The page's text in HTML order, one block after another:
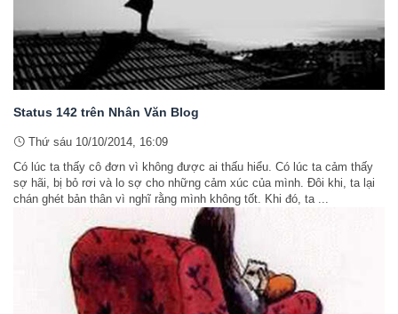
Status 142 trên Nhân Văn Blog
Thứ sáu 10/10/2014, 16:09
Có lúc ta thấy cô đơn vì không được ai thấu hiểu. Có lúc ta cảm thấy
sợ hãi, bị bỏ rơi và lo sợ cho những cảm xúc của mình. Đôi khi, ta lại
chán ghét bản thân vì nghĩ rằng mình không tốt. Khi đó, ta ...